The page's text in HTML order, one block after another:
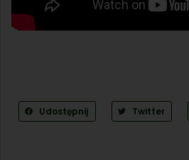
Udostępnij Twitter